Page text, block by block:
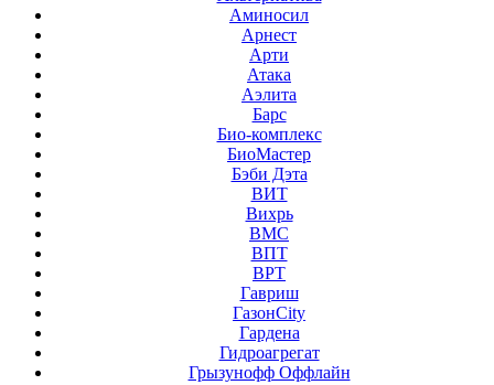
Аминосил
Арнест
Арти
Атака
Аэлита
Барс
Био-комплекс
БиоМастер
Бэби Дэта
ВИТ
Вихрь
ВМС
ВПТ
ВРТ
Гавриш
ГазонCity
Гардена
Гидроагрегат
Грызунофф Оффлайн